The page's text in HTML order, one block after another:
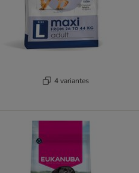
4 variantes